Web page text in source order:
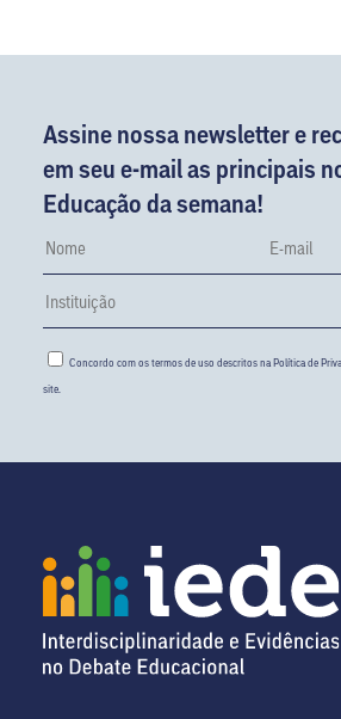
Assine nossa newsletter e
em seu e-mail as principais
Educação da semana!
Concordo com os termos de uso descritos naPolítica de
site.